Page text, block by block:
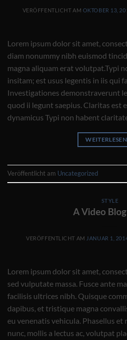
VERÖFFENTLICHT AM OKTOBER 13,
Lorem ipsum dolor sit amet,
diam nonummy nibh euismod
magna aliquam erat volutpat.Typi
insitam; est usus legentis in iis qui
Investigationes demonstraverunt
quod ii legunt saepius. Claritas est
dynamicus Typi non habent
WEITERLESEN
Veröffentlicht am Uncategorized
STYLE
A Video
VERÖFFENTLICHT AM JANUAR 1,
Lorem ipsum dolor sit amet,
sed vulputate massa. Fusce ante
facilisis ultrices nibh. Quisque
dapibus, et tristique magna
eu venenatis vehicula. Phasellus et
nunc, mollis a lectus ac, volutpat